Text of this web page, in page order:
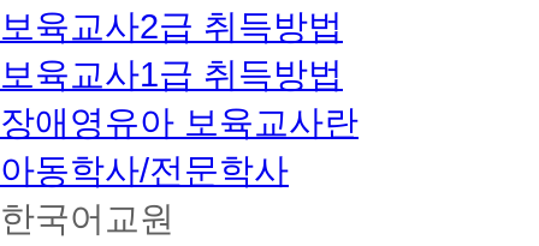
보육교사2급 취득방법
보육교사1급 취득방법
장애영유아 보육교사란
아동학사/전문학사
한국어교원